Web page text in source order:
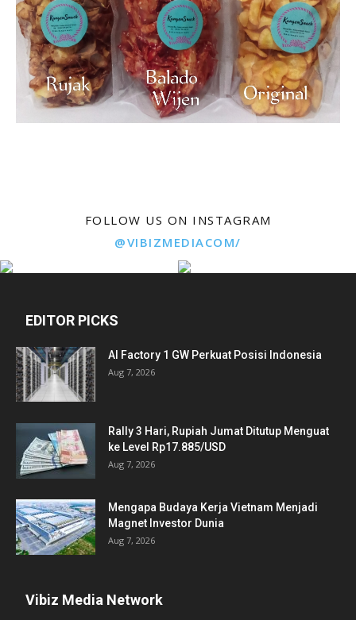
FOLLOW US ON INSTAGRAM
@VIBIZMEDIACOM/
EDITOR PICKS
AI Factory 1 GW Perkuat Posisi Indonesia
Aug 7, 2026
Rally 3 Hari, Rupiah Jumat Ditutup Menguat
ke Level Rp17.885/USD
Aug 7, 2026
Mengapa Budaya Kerja Vietnam Menjadi
Magnet Investor Dunia
Aug 7, 2026
Vibiz Media Network